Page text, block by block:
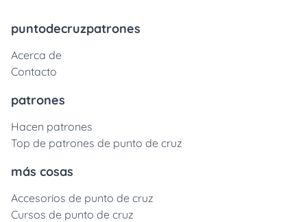
puntodecruzpatrones
Acerca de
Contacto
patrones
Hacen patrones
Top de patrones de punto de cruz
más cosas
Accesorios de punto de cruz
Cursos de punto de cruz